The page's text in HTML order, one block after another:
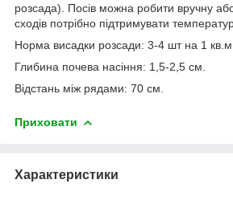
розсада). Посів можна робити вручну
сходів потрібно підтримувати
Норма висадки розсади: 3-4 шт на 1 кв.м.
Глибина почева насіння: 1,5-2,5 см.
Відстань між рядами: 70 см.
Приховати
Характеристики